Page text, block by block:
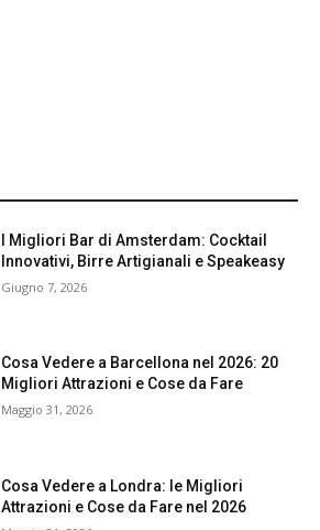
I Migliori Bar di Amsterdam: Cocktail
Innovativi, Birre Artigianali e Speakeasy
Giugno 7, 2026
Cosa Vedere a Barcellona nel 2026: 20
Migliori Attrazioni e Cose da Fare
Maggio 31, 2026
Cosa Vedere a Londra: le Migliori
Attrazioni e Cose da Fare nel 2026